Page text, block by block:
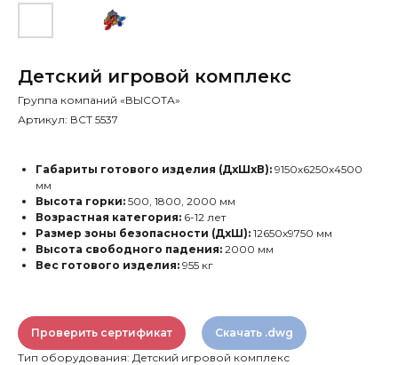
Детский игровой комплекс
Группа компаний «ВЫСОТА»
Артикул: ВСТ 5537
Габариты готового изделия (ДхШхВ): 9150х6250х4500
мм
Высота горки: 500, 1800, 2000 мм
Возрастная категория: 6-12 лет
Размер зоны безопасности (ДхШ): 12650х9750 мм
Высота свободного падения: 2000 мм
Вес готового изделия: 955 кг
Проверить сертификат
Скачать .dwg
Тип оборудования: Детский игровой комплекс